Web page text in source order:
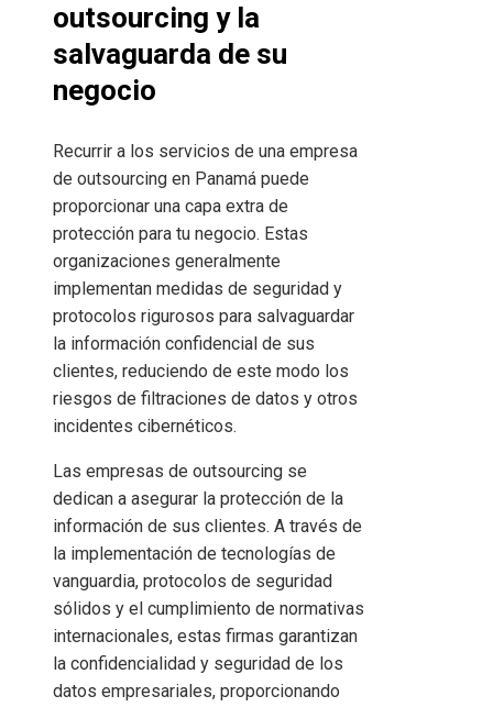
outsourcing y la
salvaguarda de su
negocio
Recurrir a los servicios de una empresa
de outsourcing en Panamá puede
proporcionar una capa extra de
protección para tu negocio. Estas
organizaciones generalmente
implementan medidas de seguridad y
protocolos rigurosos para salvaguardar
la información confidencial de sus
clientes, reduciendo de este modo los
riesgos de filtraciones de datos y otros
incidentes cibernéticos.
Las empresas de outsourcing se
dedican a asegurar la protección de la
información de sus clientes. A través de
la implementación de tecnologías de
vanguardia, protocolos de seguridad
sólidos y el cumplimiento de normativas
internacionales, estas firmas garantizan
la confidencialidad y seguridad de los
datos empresariales, proporcionando